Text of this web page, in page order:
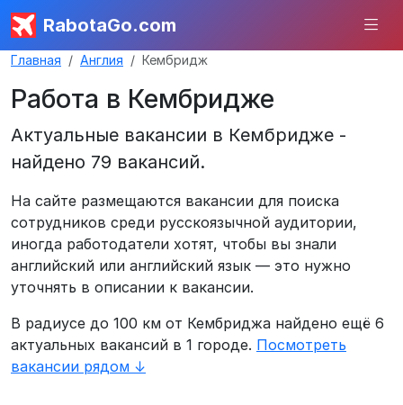
RabotaGo.com
Главная Англия Кембридж
Работа в Кембридже
Актуальные вакансии в Кембридже -
найдено 79 вакансий.
На сайте размещаются вакансии для поиска
сотрудников среди русскоязычной аудитории,
иногда работодатели хотят, чтобы вы знали
английский или английский язык — это нужно
уточнять в описании к вакансии.
В радиусе до 100 км от Кембриджа найдено ещё 6
актуальных вакансий в 1 городе. Посмотреть
вакансии рядом ↓